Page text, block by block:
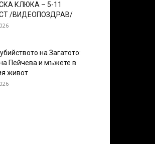
КЛЮКА – 5-11
/ВИДЕОПОЗДРАВ/
на Загатото:
Пейчева и мъжете в
живот